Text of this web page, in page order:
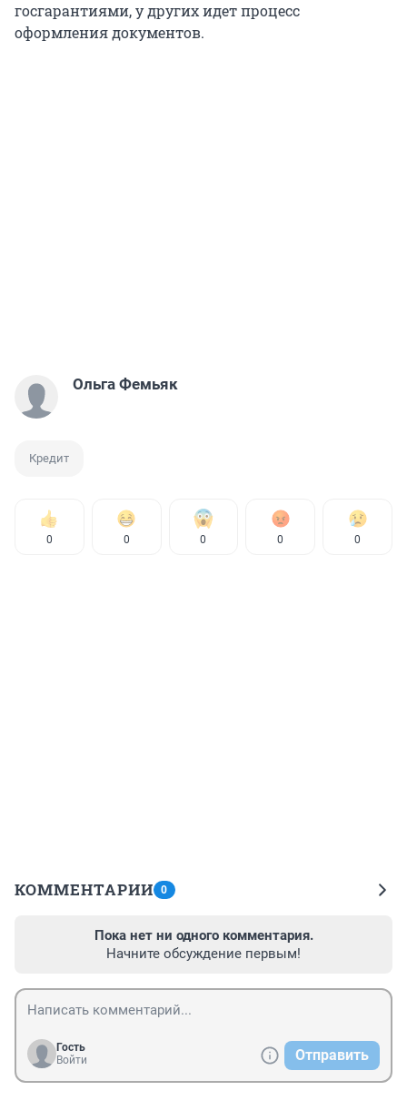
госгарантиями, у других идет процесс
оформления документов.
Ольга Фемьяк
Кредит
0 0 0 0 0
КОММЕНТАРИИ 0
Пока нет ни одного комментария.
Начните обсуждение первым!
Гость
Войти
Отправить